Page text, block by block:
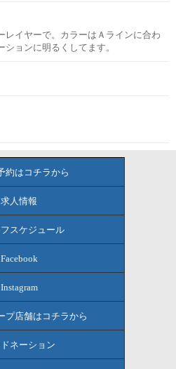
レイヤーで。カラーはＡラインに合わ
ョンに明るくしてます。
約はコチラから
求人情報
スケジュール
Facebook
Instagram
プ店舗はコチラから
ネーション